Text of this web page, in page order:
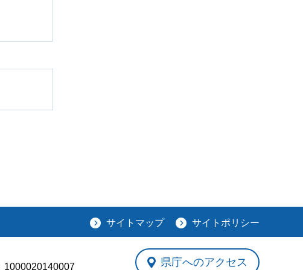
サイトマップ サイトポリシー
1000020140007 県庁へのアクセス